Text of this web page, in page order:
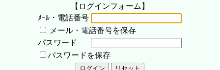
【ログインフォーム】
ﾒｰﾙ・電話番号
メール・電話番号を保存
パスワード
パスワードを保存